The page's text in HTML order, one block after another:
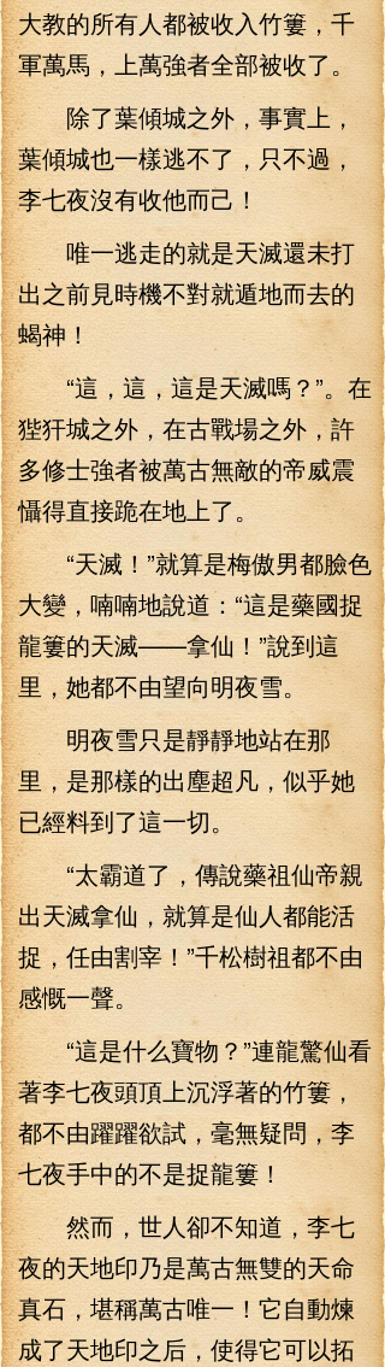
大教的所有人都被收入竹簍，千
軍萬馬，上萬強者全部被收了。
除了葉傾城之外，事實上，
葉傾城也一樣逃不了，只不過，
李七夜沒有收他而己！
唯一逃走的就是天滅還未打
出之前見時機不對就遁地而去的
蝎神！
“這，這，這是天滅嗎？”。在
狴犴城之外，在古戰場之外，許
多修士強者被萬古無敵的帝威震
懾得直接跪在地上了。
“天滅！”就算是梅傲男都臉色
大變，喃喃地說道：“這是藥國捉
龍簍的天滅——拿仙！”說到這
里，她都不由望向明夜雪。
明夜雪只是靜靜地站在那
里，是那樣的出塵超凡，似乎她
已經料到了這一切。
“太霸道了，傳說藥祖仙帝親
出天滅拿仙，就算是仙人都能活
捉，任由割宰！”千松樹祖都不由
感慨一聲。
“這是什么寶物？”連龍驚仙看
著李七夜頭頂上沉浮著的竹簍，
都不由躍躍欲試，毫無疑問，李
七夜手中的不是捉龍簍！
然而，世人卻不知道，李七
夜的天地印乃是萬古無雙的天命
真石，堪稱萬古唯一！它自動煉
成了天地印之后，使得它可以拓